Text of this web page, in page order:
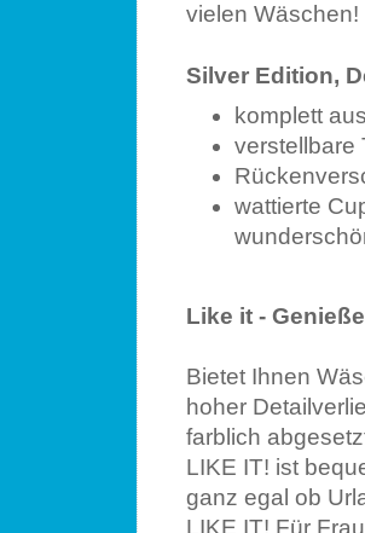
vielen Wäschen!
Silver Edition,
komplett
verstellbare
wattierte
Like it -
Bietet Ihnen
hoher
farblich
LIKE IT! ist
ganz egal ob
LIKE IT! Für